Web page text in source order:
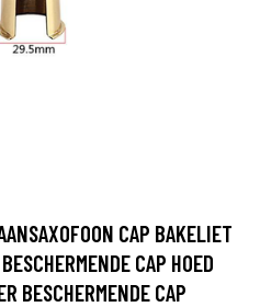
CAP BAKELIET
CAP HOED
BESCHERMENDE CAP